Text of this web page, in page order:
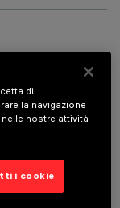
- apertura
in alluminio
di
la navigazione
nostre attività
i cookie